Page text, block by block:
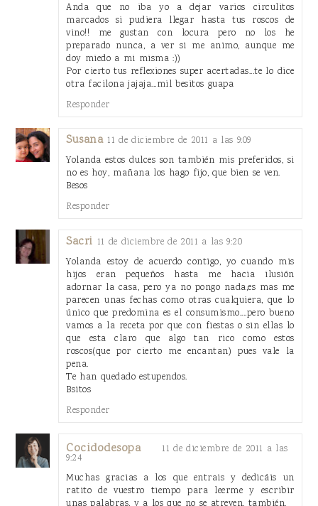
Anda que no iba yo a dejar varios circulitos
marcados si pudiera llegar hasta tus roscos de
vino!! me gustan con locura pero no los he
preparado nunca, a ver si me animo, aunque me
doy miedo a mi misma :))
Por cierto tus reflexiones super acertadas...te lo dice
otra facilona jajaja...mil besitos guapa
Responder
Susana 11 de diciembre de 2011 a las 9:09
Yolanda estos dulces son también mis preferidos, si
no es hoy, mañana los hago fijo, que bien se ven.
Besos
Responder
Sacri 11 de diciembre de 2011 a las 9:20
Yolanda estoy de acuerdo contigo, yo cuando mis
hijos eran pequeños hasta me hacia ilusión
adornar la casa, pero ya no pongo nada,es mas me
parecen unas fechas como otras cualquiera, que lo
único que predomina es el consumismo....pero bueno
vamos a la receta por que con fiestas o sin ellas lo
que esta claro que algo tan rico como estos
roscos(que por cierto me encantan) pues vale la
pena.
Te han quedado estupendos.
Bsitos
Responder
Cocidodesopa 11 de diciembre de 2011 a las
9:24
Muchas gracias a los que entrais y dedicáis un
ratito de vuestro tiempo para leerme y escribir